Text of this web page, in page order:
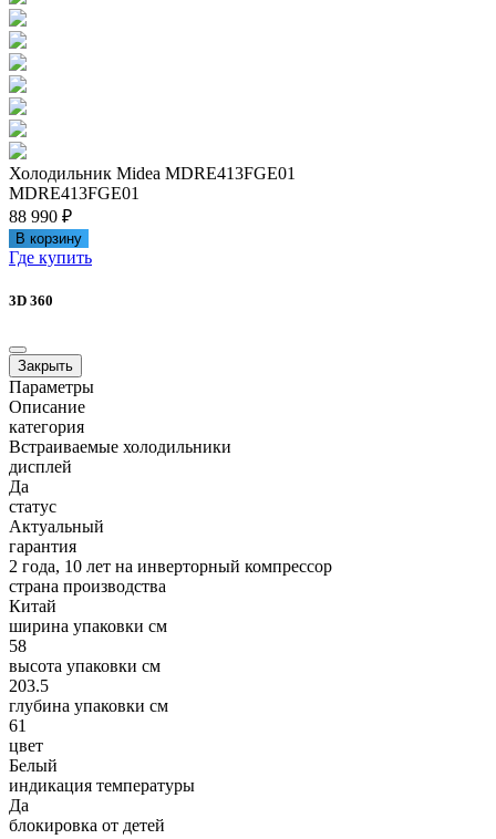
Холодильник Midea MDRE413FGE01
MDRE413FGE01
88 990 ₽
В корзину
Где купить
3D 360
Закрыть
Параметры
Описание
категория
Встраиваемые холодильники
дисплей
Да
статус
Актуальный
гарантия
2 года, 10 лет на инверторный компрессор
страна производства
Китай
ширина упаковки см
58
высота упаковки см
203.5
глубина упаковки см
61
цвет
Белый
индикация температуры
Да
блокировка от детей